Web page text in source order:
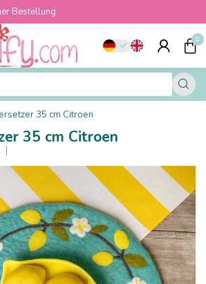
Bestellung
0
35 cm Citroen
35 cm Citroen